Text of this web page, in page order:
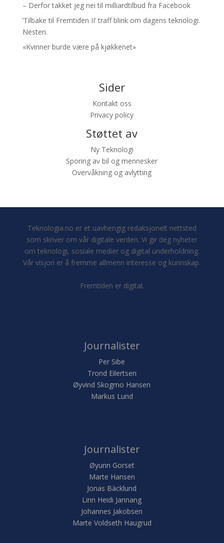
– Derfor takket jeg nei til milliardtilbud fra Facebook
’Tilbake til Fremtiden II’ traff blink om dagens teknologi.
Nesten.
«Kvinner burde være på kjøkkenet»
Sider
Kontakt oss
Privacy policy
Støttet av
Ny Teknologi
Sporing av bil og mennesker
Overvåkning og avlytting
Teknologia.no er et uavhengig redaksjonelt nettsted
som skriver om vår digitale verden. Vi gir deg nyheter
om teknologi, sosiale medier og digital underholdning.
Vår visjon er å fremme allmenn interesse og kunnskap.
Fremtiden er digital.
Journalister
Per Sibe
Trond Eilertsen
Øyvind Skogmo Hansen
Markus Lund
Journalister
Øyunn Gorset
Marte Hansen
Jonas Bäcklund
Linn Heidi Jannang
Johannes Jakobsen
Marte Voldseth Haugrud